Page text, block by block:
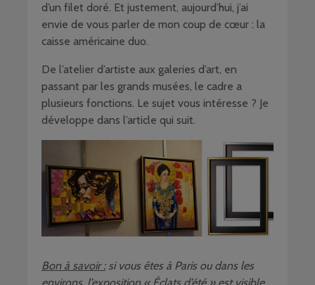
d’un filet doré. Et justement, aujourd’hui, j’ai
envie de vous parler de mon coup de cœur : la
caisse américaine duo.
De l’atelier d’artiste aux galeries d’art, en
passant par les grands musées, le cadre a
plusieurs fonctions. Le sujet vous intéresse ? Je
développe dans l’article qui suit.
Bon à savoir :si vous êtes à Paris ou dans les